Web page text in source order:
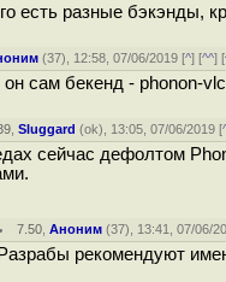
есть разные бэкэнды,
(37), 12:58, 07/06/2019 [^] [^^] [
сам бекенд - phonon-
,Sluggard (ok), 13:05, 07/06/2019 [
сейчас дефолтом
7.50 ,Аноним (37), 13:41, 07/06/
Разрабы рекомендуют